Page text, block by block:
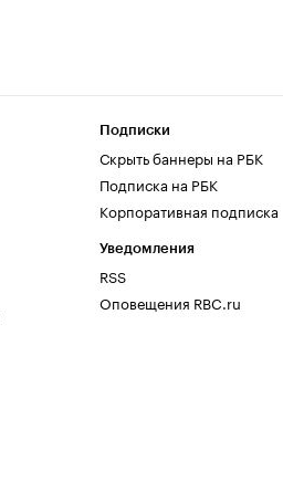
Подписки
Скрыть баннеры на РБК
Подписка на РБК
Корпоративная подписка
Уведомления
RSS
Оповещения RBC.ru